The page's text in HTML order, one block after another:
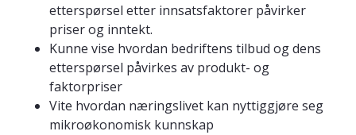
etterspørsel etter innsatsfaktorer påvirker
priser og inntekt.
Kunne vise hvordan bedriftens tilbud og dens
etterspørsel påvirkes av produkt- og
faktorpriser
Vite hvordan næringslivet kan nyttiggjøre seg
mikroøkonomisk kunnskap